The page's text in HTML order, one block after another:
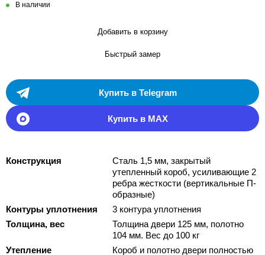
В наличии
Добавить в корзину
Быстрый замер
Купить в Telegram
Купить в MAX
Конструкция
Сталь 1,5 мм, закрытый
утепленный короб, усиливающие 2
ребра жесткости (вертикальные П-
образные)
Контуры уплотнения
3 контура уплотнения
Толщина, вес
Толщина двери 125 мм, полотно
104 мм. Вес до 100 кг
Утепление
Короб и полотно двери полностью